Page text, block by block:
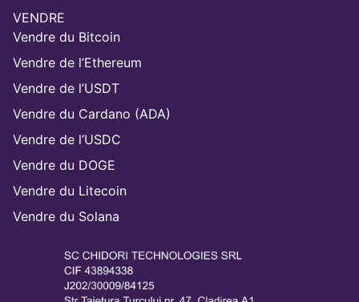
VENDRE
Vendre du Bitcoin
Vendre de l’Ethereum
Vendre de l’USDT
Vendre du Cardano (ADA)
Vendre de l’USDC
Vendre du DOGE
Vendre du Litecoin
Vendre du Solana